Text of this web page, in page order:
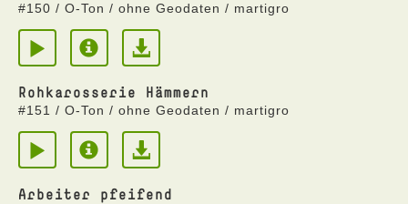
#150 / O-Ton / ohne Geodaten / martigro
Rohkarosserie Hämmern
#151 / O-Ton / ohne Geodaten / martigro
Arbeiter pfeifend